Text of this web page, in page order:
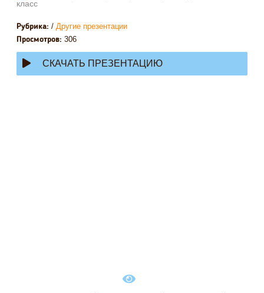
класс
Рубрика: / Другие презентации
Просмотров: 306
СКАЧАТЬ ПРЕЗЕНТАЦИЮ